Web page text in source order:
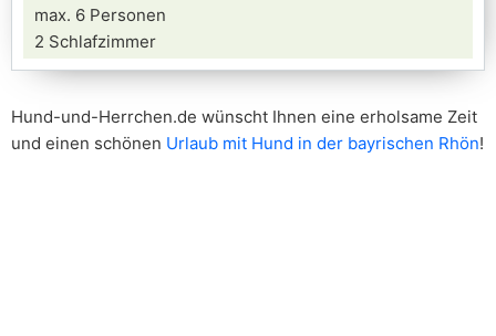
max. 6 Personen
2 Schlafzimmer
Hund-und-Herrchen.de wünscht Ihnen eine erholsame Zeit
und einen schönen Urlaub mit Hund in der bayrischen Rhön!